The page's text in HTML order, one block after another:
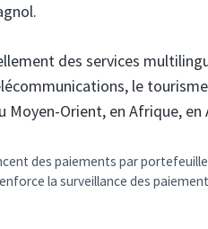
des services
le
Moyen-Orient, en Afrique,
des paiements par
la surveillance des